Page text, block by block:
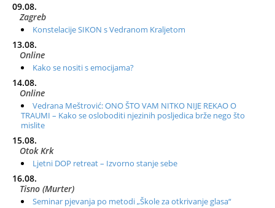
09.08.
Zagreb
Konstelacije SIKON s Vedranom Kraljetom
13.08.
Online
Kako se nositi s emocijama?
14.08.
Online
Vedrana Meštrović: ONO ŠTO VAM NITKO NIJE REKAO O
TRAUMI – Kako se osloboditi njezinih posljedica brže nego što
mislite
15.08.
Otok Krk
Ljetni DOP retreat – Izvorno stanje sebe
16.08.
Tisno (Murter)
Seminar pjevanja po metodi „Škole za otkrivanje glasa“